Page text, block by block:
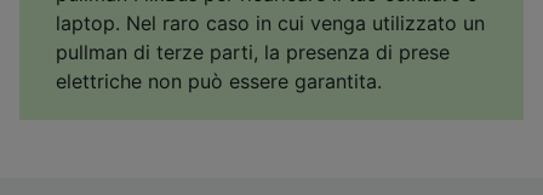
laptop. Nel raro caso in cui venga utilizzato un
pullman di terze parti, la presenza di prese
elettriche non può essere garantita.